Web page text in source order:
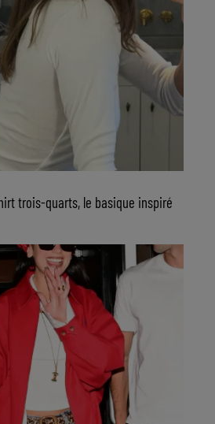
trois-quarts, le basique inspiré